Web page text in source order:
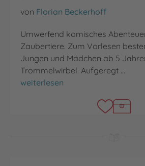
von Florian Beckerhoff
Umwerfend komisches
Zaubertiere. Zum Vorlesen
Jungen und Mädchen ab 5
Trommelwirbel. Aufgeregt …
Sims und La Bim
weiterlesen